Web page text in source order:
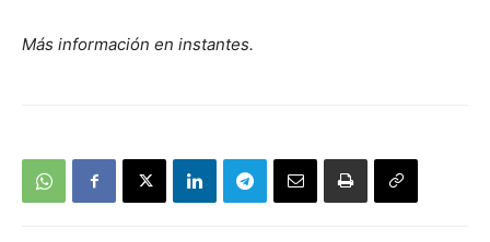
Más información en instantes.